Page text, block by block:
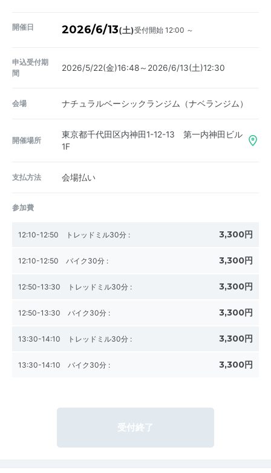
開催日 2026/6/13(土)受付開始 12:00 ～
申込受付期
間
2026/5/22(金)16:48～2026/6/13(土)12:30
会場 ナチュラルベーシックランジム（ナベランジム）
開催場所
東京都千代田区内神田1-12-13 第一内神田ビル
1F
支払方法 会場払い
参加費
12:10-12:50 トレッドミル30分 : 3,300円
12:10-12:50 バイク30分 : 3,300円
12:50-13:30 トレッドミル30分 : 3,300円
12:50-13:30 バイク30分 : 3,300円
13:30-14:10 トレッドミル30分 : 3,300円
13:30-14:10 バイク30分 : 3,300円
受付終了